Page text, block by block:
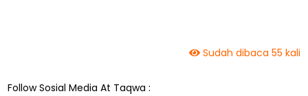
Sudah dibaca 55 kali
Follow Sosial Media At Taqwa :